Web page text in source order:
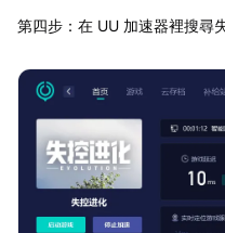
第四步：在 UU 加速器裡搜尋